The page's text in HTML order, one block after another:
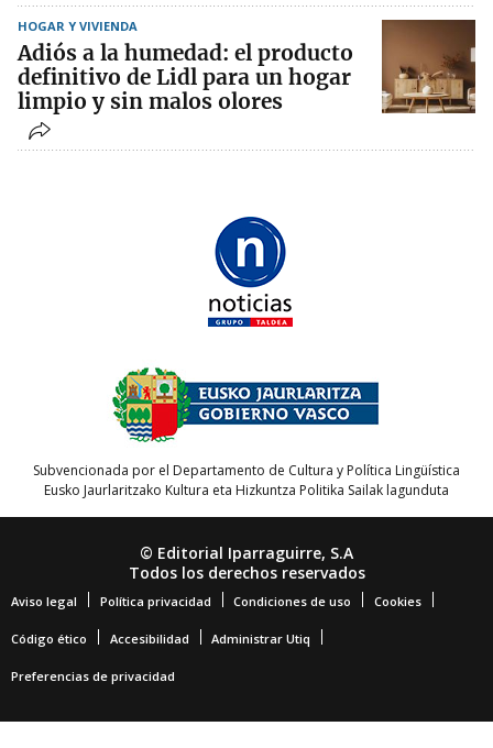
HOGAR Y VIVIENDA
Adiós a la humedad: el producto
definitivo de Lidl para un hogar
limpio y sin malos olores
Subvencionada por el Departamento de Cultura y Política Lingüística
Eusko Jaurlaritzako Kultura eta Hizkuntza Politika Sailak lagunduta
© Editorial Iparraguirre, S.A
Todos los derechos reservados
Aviso legal Política privacidad Condiciones de uso Cookies
Código ético Accesibilidad Administrar Utiq
Preferencias de privacidad